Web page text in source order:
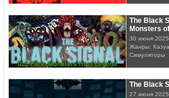
The Black
Monsters
30 июня 2025
Жанры:
Симуляторы
The Black
27 июня 2025